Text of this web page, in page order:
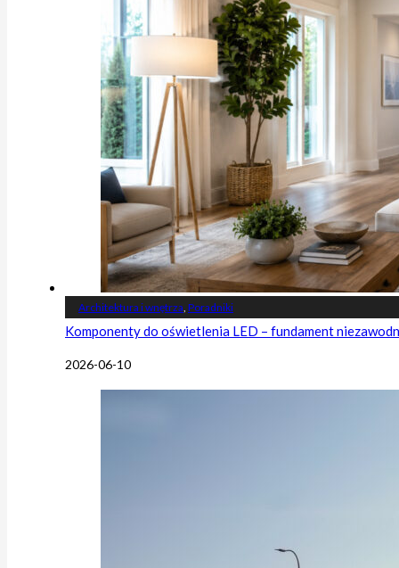
Architektura i wnętrza Poradniki
Komponenty do oświetlenia LED – fundament
2026-06-10